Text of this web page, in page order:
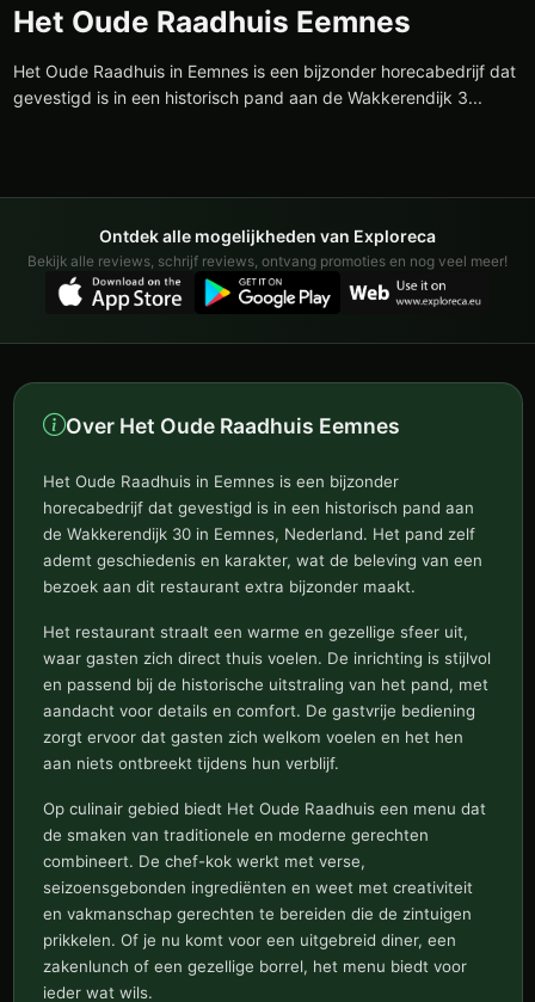
Het Oude Raadhuis Eemnes
Het Oude Raadhuis in Eemnes is een bijzonder horecabedrijf dat
gevestigd is in een historisch pand aan de Wakkerendijk 3...
Ontdek alle mogelijkheden van Exploreca
Bekijk alle reviews, schrijf reviews, ontvang promoties en nog veel meer!
Over Het Oude Raadhuis Eemnes
Het Oude Raadhuis in Eemnes is een bijzonder
horecabedrijf dat gevestigd is in een historisch pand aan
de Wakkerendijk 30 in Eemnes, Nederland. Het pand zelf
ademt geschiedenis en karakter, wat de beleving van een
bezoek aan dit restaurant extra bijzonder maakt.
Het restaurant straalt een warme en gezellige sfeer uit,
waar gasten zich direct thuis voelen. De inrichting is stijlvol
en passend bij de historische uitstraling van het pand, met
aandacht voor details en comfort. De gastvrije bediening
zorgt ervoor dat gasten zich welkom voelen en het hen
aan niets ontbreekt tijdens hun verblijf.
Op culinair gebied biedt Het Oude Raadhuis een menu dat
de smaken van traditionele en moderne gerechten
combineert. De chef-kok werkt met verse,
seizoensgebonden ingrediënten en weet met creativiteit
en vakmanschap gerechten te bereiden die de zintuigen
prikkelen. Of je nu komt voor een uitgebreid diner, een
zakenlunch of een gezellige borrel, het menu biedt voor
ieder wat wils.